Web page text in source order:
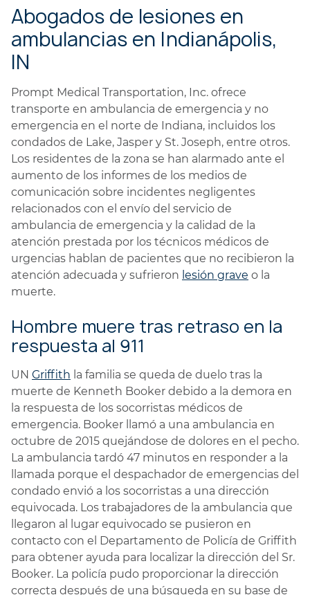
Abogados de lesiones en
ambulancias en Indianápolis,
IN
Prompt Medical Transportation, Inc. ofrece
transporte en ambulancia de emergencia y no
emergencia en el norte de Indiana, incluidos los
condados de Lake, Jasper y St. Joseph, entre otros.
Los residentes de la zona se han alarmado ante el
aumento de los informes de los medios de
comunicación sobre incidentes negligentes
relacionados con el envío del servicio de
ambulancia de emergencia y la calidad de la
atención prestada por los técnicos médicos de
urgencias hablan de pacientes que no recibieron la
atención adecuada y sufrieron lesión grave o la
muerte.
Hombre muere tras retraso en la
respuesta al 911
UN Griffith la familia se queda de duelo tras la
muerte de Kenneth Booker debido a la demora en
la respuesta de los socorristas médicos de
emergencia. Booker llamó a una ambulancia en
octubre de 2015 quejándose de dolores en el pecho.
La ambulancia tardó 47 minutos en responder a la
llamada porque el despachador de emergencias del
condado envió a los socorristas a una dirección
equivocada. Los trabajadores de la ambulancia que
llegaron al lugar equivocado se pusieron en
contacto con el Departamento de Policía de Griffith
para obtener ayuda para localizar la dirección del Sr.
Booker. La policía pudo proporcionar la dirección
correcta después de una búsqueda en su base de